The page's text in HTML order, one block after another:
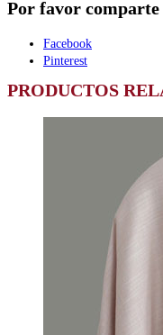
Por favor comparte
Facebook
Pinterest
PRODUCTOS